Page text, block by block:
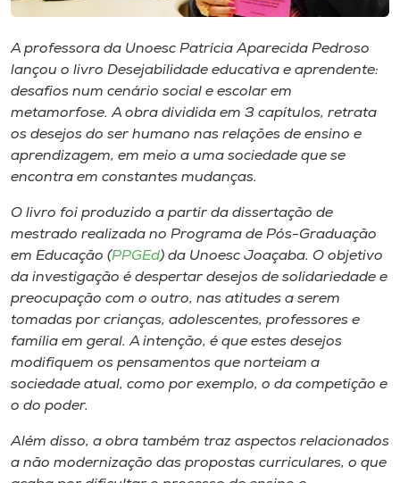
Museu
Unoesc
Store
Selecione
A professora da Unoesc Patrícia Aparecida Pedroso
lançou o livro Desejabilidade educativa e aprendente:
desafios num cenário social e escolar em
metamorfose. A obra dividida em 3 capítulos, retrata
os desejos do ser humano nas relações de ensino e
aprendizagem, em meio a uma sociedade que se
encontra em constantes mudanças.
O livro foi produzido a partir da dissertação de
mestrado realizada no Programa de Pós-Graduação
em Educação (PPGEd) da Unoesc Joaçaba. O objetivo
da investigação é despertar desejos de solidariedade e
preocupação com o outro, nas atitudes a serem
tomadas por crianças, adolescentes, professores e
família em geral. A intenção, é que estes desejos
modifiquem os pensamentos que norteiam a
sociedade atual, como por exemplo, o da competição e
o do poder.
Além disso, a obra também traz aspectos relacionados
a não modernização das propostas curriculares, o que